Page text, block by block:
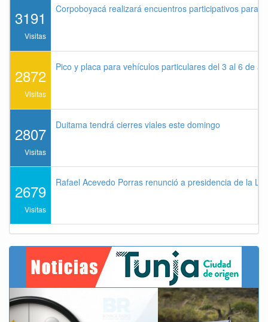
3191
Visitas
Corpoboyacá realizará encuentros participativos para
2872
Visitas
Pico y placa para vehículos particulares del 3 al 6 de
2807
Visitas
Duitama tendrá cierres viales este domingo
2679
Visitas
Rafael Acevedo Porras renunció a presidencia de la
Previous Next